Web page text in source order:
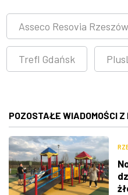
Asseco Resovia Rzeszów
Trefl Gdańsk
POZOSTAŁE WIADOMOŚCI Z